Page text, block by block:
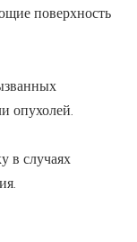
поверхность
опухолей.
в случаях